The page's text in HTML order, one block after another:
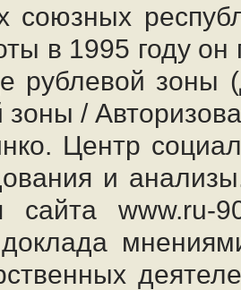
союзных
в 1995 году
рублевой зоны
зоны /
Центр
и
сайта www.ru-